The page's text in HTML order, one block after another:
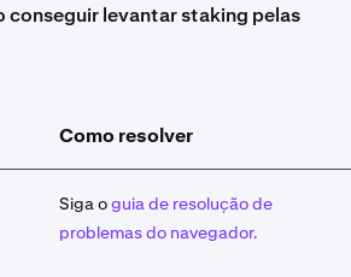
conseguir levantar staking pelas
Como resolver
Siga oguia de resolução de
problemas do navegador.